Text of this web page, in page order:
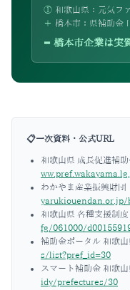
① 和歌山県：元気フ
＋ 橋本市：県補助金
= 橋本市企業は実
📋一次資料・公式URL
和歌山県 成長促進補
わかやま産業振興財団
和歌山県 各種支援制度
fg/061000/
補助金ポータル 和歌山
s/list?pref_id=30
スマート補助金 和歌山
idy/prefectures/30